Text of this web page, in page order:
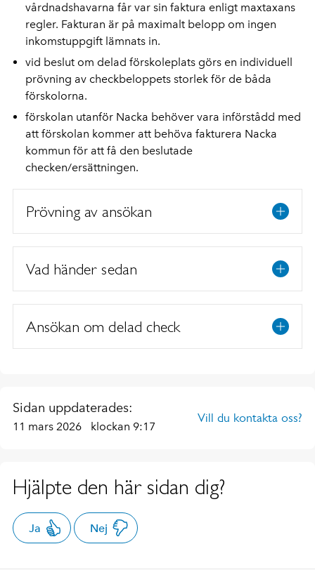
vårdnadshavarna får var sin faktura enligt maxtaxans
regler. Fakturan är på maximalt belopp om ingen
inkomstuppgift lämnats in.
vid beslut om delad förskoleplats görs en individuell
prövning av checkbeloppets storlek för de båda
förskolorna.
förskolan utanför Nacka behöver vara införstådd med
att förskolan kommer att behöva fakturera Nacka
kommun för att få den beslutade
checken/ersättningen.
Prövning av ansökan
Vad händer sedan
Ansökan om delad check
Sidan uppdaterades:
11 mars 2026 klockan 9:17
Vill du kontakta oss?
Hjälpte den här sidan dig?
Ja Nej